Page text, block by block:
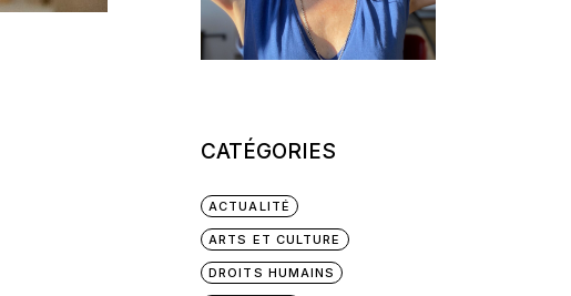
CATÉGORIES
ACTUALITÉ
ARTS ET CULTURE
DROITS HUMAINS